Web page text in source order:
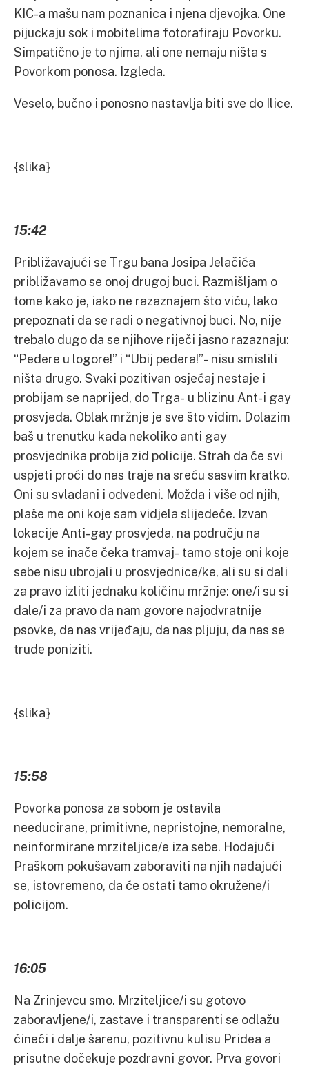
KIC-a mašu nam poznanica i njena djevojka. One
pijuckaju sok i mobitelima fotorafiraju Povorku.
Simpatično je to njima, ali one nemaju ništa s
Povorkom ponosa. Izgleda.
Veselo, bučno i ponosno nastavlja biti sve do Ilice.
{slika}
15:42
Približavajući se Trgu bana Josipa Jelačića
približavamo se onoj drugoj buci. Razmišljam o
tome kako je, iako ne razaznajem što viču, lako
prepoznati da se radi o negativnoj buci. No, nije
trebalo dugo da se njihove riječi jasno razaznaju:
“Pedere u logore!” i “Ubij pedera!”- nisu smislili
ništa drugo. Svaki pozitivan osjećaj nestaje i
probijam se naprijed, do Trga- u blizinu Ant-i gay
prosvjeda. Oblak mržnje je sve što vidim. Dolazim
baš u trenutku kada nekoliko anti gay
prosvjednika probija zid policije. Strah da će svi
uspjeti proći do nas traje na sreću sasvim kratko.
Oni su svladani i odvedeni. Možda i više od njih,
plaše me oni koje sam vidjela slijedeće. Izvan
lokacije Anti-gay prosvjeda, na području na
kojem se inače čeka tramvaj- tamo stoje oni koje
sebe nisu ubrojali u prosvjednice/ke, ali su si dali
za pravo izliti jednaku količinu mržnje: one/i su si
dale/i za pravo da nam govore najodvratnije
psovke, da nas vrijeđaju, da nas pljuju, da nas se
trude poniziti.
{slika}
15:58
Povorka ponosa za sobom je ostavila
needucirane, primitivne, nepristojne, nemoralne,
neinformirane mrziteljice/e iza sebe. Hodajući
Praškom pokušavam zaboraviti na njih nadajući
se, istovremeno, da će ostati tamo okružene/i
policijom.
16:05
Na Zrinjevcu smo. Mrziteljice/i su gotovo
zaboravljene/i, zastave i transparenti se odlažu
čineći i dalje šarenu, pozitivnu kulisu Pridea a
prisutne dočekuje pozdravni govor. Prva govori